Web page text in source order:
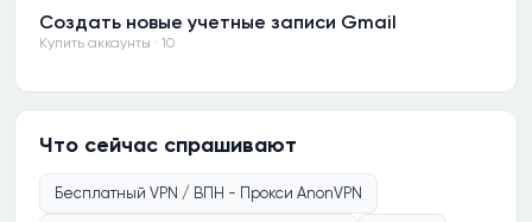
Создать новые учетные записи Gmail
Купить аккаунты · 10
Что сейчас спрашивают
Бесплатный VPN / ВПН - Прокси AnonVPN